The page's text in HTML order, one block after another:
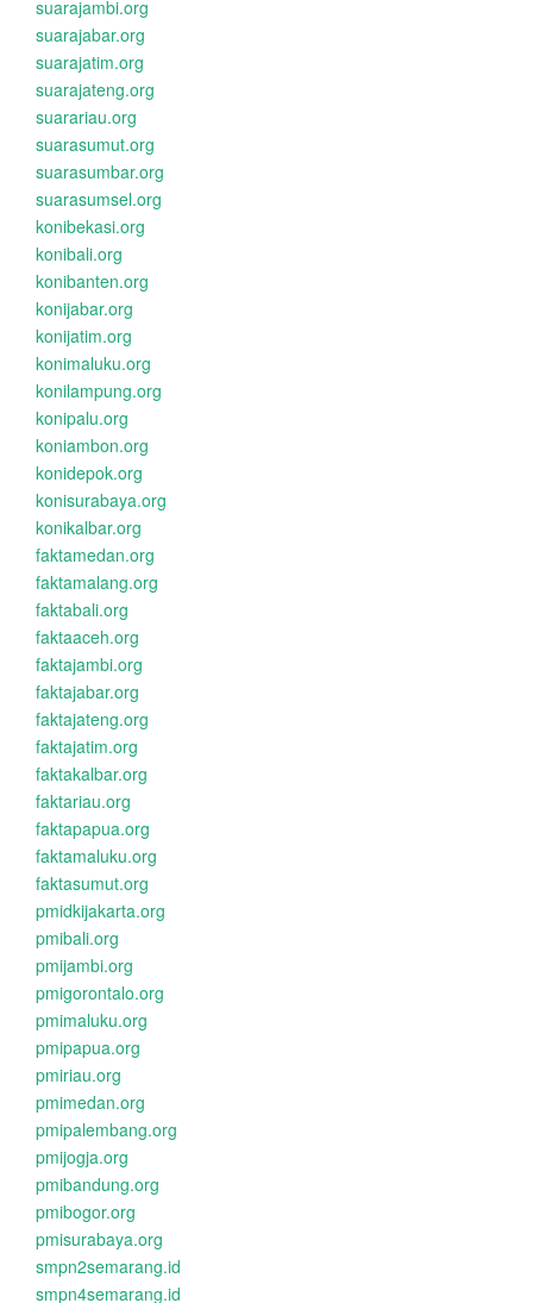
suarajambi.org
suarajabar.org
suarajatim.org
suarajateng.org
suarariau.org
suarasumut.org
suarasumbar.org
suarasumsel.org
konibekasi.org
konibali.org
konibanten.org
konijabar.org
konijatim.org
konimaluku.org
konilampung.org
konipalu.org
koniambon.org
konidepok.org
konisurabaya.org
konikalbar.org
faktamedan.org
faktamalang.org
faktabali.org
faktaaceh.org
faktajambi.org
faktajabar.org
faktajateng.org
faktajatim.org
faktakalbar.org
faktariau.org
faktapapua.org
faktamaluku.org
faktasumut.org
pmidkijakarta.org
pmibali.org
pmijambi.org
pmigorontalo.org
pmimaluku.org
pmipapua.org
pmiriau.org
pmimedan.org
pmipalembang.org
pmijogja.org
pmibandung.org
pmibogor.org
pmisurabaya.org
smpn2semarang.id
smpn4semarang.id